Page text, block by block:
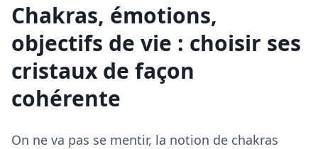
Chakras, émotions,
objectifs de vie : choisir ses
cristaux de façon
cohérente
On ne va pas se mentir, la notion de chakras